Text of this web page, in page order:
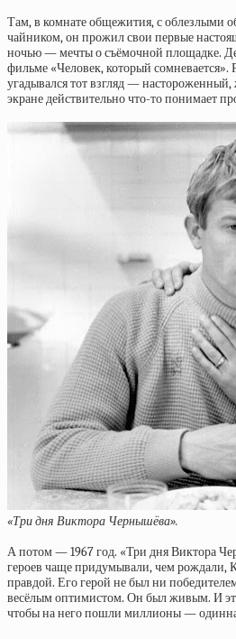
Там, в комнате общежития, с облезлыми
чайником, он прожил свои первые
ночью — мечты о съёмочной площадке.
фильме «Человек, который
угадывался тот взгляд — настороженный,
экране действительно что-то понимает
«Три дня Виктора Чернышёва».
А потом — 1967 год. «Три дня Виктора
героев чаще придумывали, чем рождали,
правдой. Его герой не был ни
весёлым оптимистом. Он был живым. И
чтобы на него пошли миллионы —